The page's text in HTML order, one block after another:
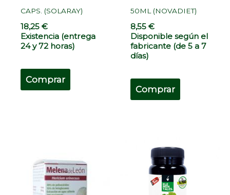
CAPS. (SOLARAY)
18,25€
Existencia (entrega
24 y 72 horas)
Comprar
50ML (NOVADIET)
8,55€
Disponible según el
fabricante (de 5 a 7
días)
Comprar